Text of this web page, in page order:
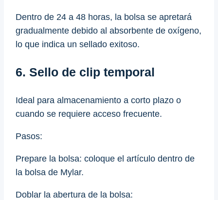
Dentro de 24 a 48 horas, la bolsa se apretará
gradualmente debido al absorbente de oxígeno,
lo que indica un sellado exitoso.
6. Sello de clip temporal
Ideal para almacenamiento a corto plazo o
cuando se requiere acceso frecuente.
Pasos:
Prepare la bolsa: coloque el artículo dentro de
la bolsa de Mylar.
Doblar la abertura de la bolsa: